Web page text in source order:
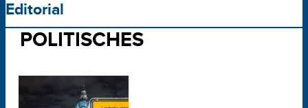
Editorial
POLITISCHES